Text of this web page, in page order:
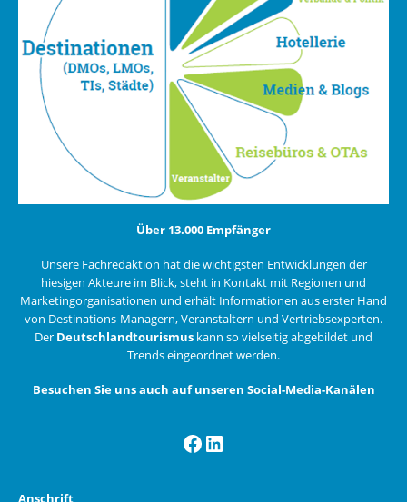
Über 13.000 Empfänger
Unsere Fachredaktion hat die wichtigsten Entwicklungen der
hiesigen Akteure im Blick, steht in Kontakt mit Regionen und
Marketingorganisationen und erhält Informationen aus erster Hand
von Destinations-Managern, Veranstaltern und Vertriebsexperten.
Der Deutschlandtourismus kann so vielseitig abgebildet und
Trends eingeordnet werden.
Besuchen Sie uns auch auf unseren Social-Media-Kanälen
Facebook
LinkedIn
Anschrift